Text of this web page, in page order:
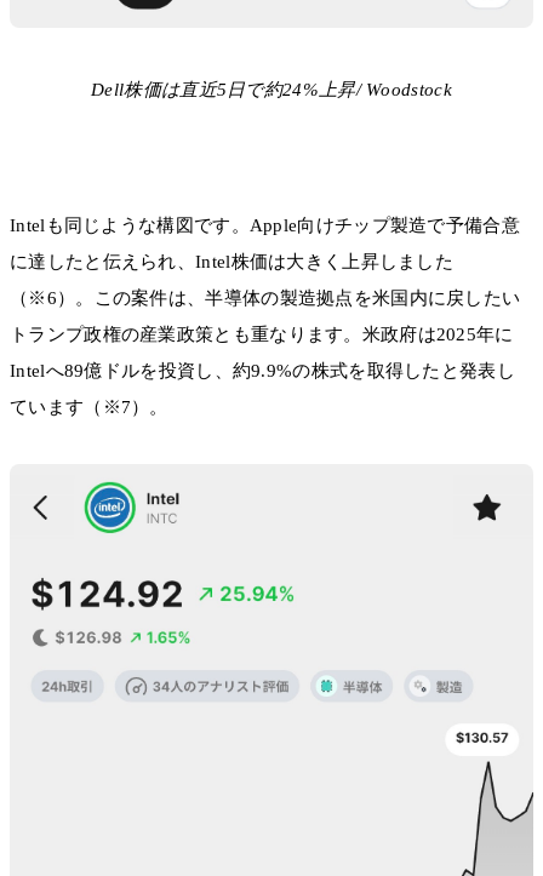
Dell株価は直近5日で約24%上昇/ Woodstock
Intelも同じような構図です。Apple向けチップ製造で予備合意
に達したと伝えられ、Intel株価は大きく上昇しました
（※6）。この案件は、半導体の製造拠点を米国内に戻したい
トランプ政権の産業政策とも重なります。米政府は2025年に
Intelへ89億ドルを投資し、約9.9%の株式を取得したと発表し
ています（※7）。